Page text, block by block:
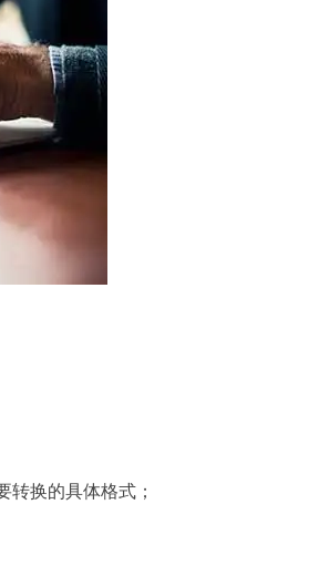
换的具体格式；